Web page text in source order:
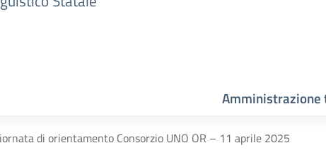
di orientamento Consorzio UNO OR – 11 aprile 2025